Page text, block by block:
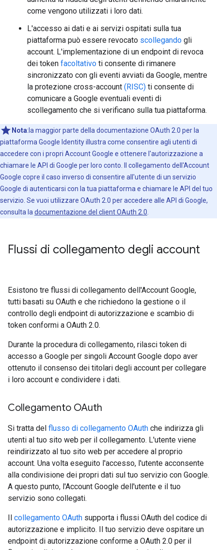
come vengono utilizzati i loro dati.
L'accesso ai dati e ai servizi ospitati sulla tua
piattaforma può essere revocato scollegando gli
account. L'implementazione di un endpoint di revoca
dei token facoltativo ti consente di rimanere
sincronizzato con gli eventi avviati da Google, mentre
la protezione cross-account (RISC) ti consente di
comunicare a Google eventuali eventi di
scollegamento che si verificano sulla tua piattaforma.
Nota:la maggior parte della documentazione OAuth 2.0 per la
piattaforma Google Identity illustra come consentire agli utenti di
accedere con i propri Account Google e ottenere l'autorizzazione a
chiamare le API di Google per loro conto. Il collegamento dell'Account
Google copre il caso inverso di consentire all'utente di un servizio
Google di autenticarsi con la tua piattaforma e chiamare le API del tuo
servizio. Se vuoi utilizzare OAuth 2.0 per accedere alle API di Google,
consulta la documentazione del client OAuth 2.0
Flussi di collegamento degli account
Esistono tre flussi di collegamento dell'Account Google,
tutti basati su OAuth e che richiedono la gestione o il
controllo degli endpoint di autorizzazione e scambio di
token conformi a OAuth 2.0.
Durante la procedura di collegamento, rilasci token di
accesso a Google per singoli Account Google dopo aver
ottenuto il consenso dei titolari degli account per collegare
i loro account e condividere i dati.
Collegamento OAuth
Si tratta del flusso di collegamento OAuth che indirizza gli
utenti al tuo sito web per il collegamento. L'utente viene
reindirizzato al tuo sito web per accedere al proprio
account. Una volta eseguito l'accesso, l'utente acconsente
alla condivisione dei propri dati sul tuo servizio con Google.
A questo punto, l'Account Google dell'utente e il tuo
servizio sono collegati.
Il collegamento OAuth supporta i flussi OAuth del codice di
autorizzazione e implicito. Il tuo servizio deve ospitare un
endpoint di autorizzazione conforme a OAuth 2.0 per il